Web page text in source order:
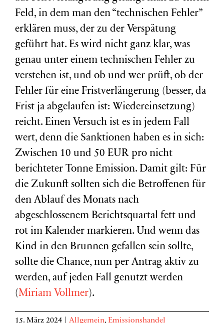
Feld, in dem man den “technischen Fehler”
erklären muss, der zu der Verspätung
geführt hat. Es wird nicht ganz klar, was
genau unter einem technischen Fehler zu
verstehen ist, und ob und wer prüft, ob der
Fehler für eine Fristverlängerung (besser, da
Frist ja abgelaufen ist: Wiedereinsetzung)
reicht. Einen Versuch ist es in jedem Fall
wert, denn die Sanktionen haben es in sich:
Zwischen 10 und 50 EUR pro nicht
berichteter Tonne Emission. Damit gilt: Für
die Zukunft sollten sich die Betroffenen für
den Ablauf des Monats nach
abgeschlossenem Berichtsquartal fett und
rot im Kalender markieren. Und wenn das
Kind in den Brunnen gefallen sein sollte,
sollte die Chance, nun per Antrag aktiv zu
werden, auf jeden Fall genutzt werden
(Miriam Vollmer).
15. März 2024 Allgemein, Emissionshandel